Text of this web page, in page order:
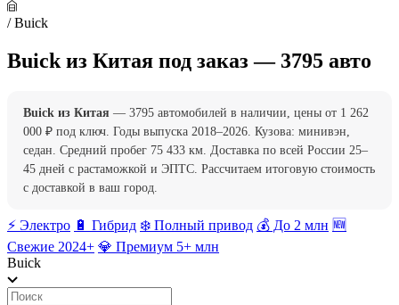
/Buick
Buick из Китая под заказ — 3795 авто
Buick из Китая — 3795 автомобилей в наличии, цены от 1 262
000 ₽ под ключ. Годы выпуска 2018–2026. Кузова: минивэн,
седан. Средний пробег 75 433 км. Доставка по всей России 25–
45 дней с растаможкой и ЭПТС. Рассчитаем итоговую стоимость
с доставкой в ваш город.
⚡️ Электро 🔋 Гибрид ❄️ Полный привод 💰 До 2 млн 🆕
Свежие 2024+ 💎 Премиум 5+ млн
Buick